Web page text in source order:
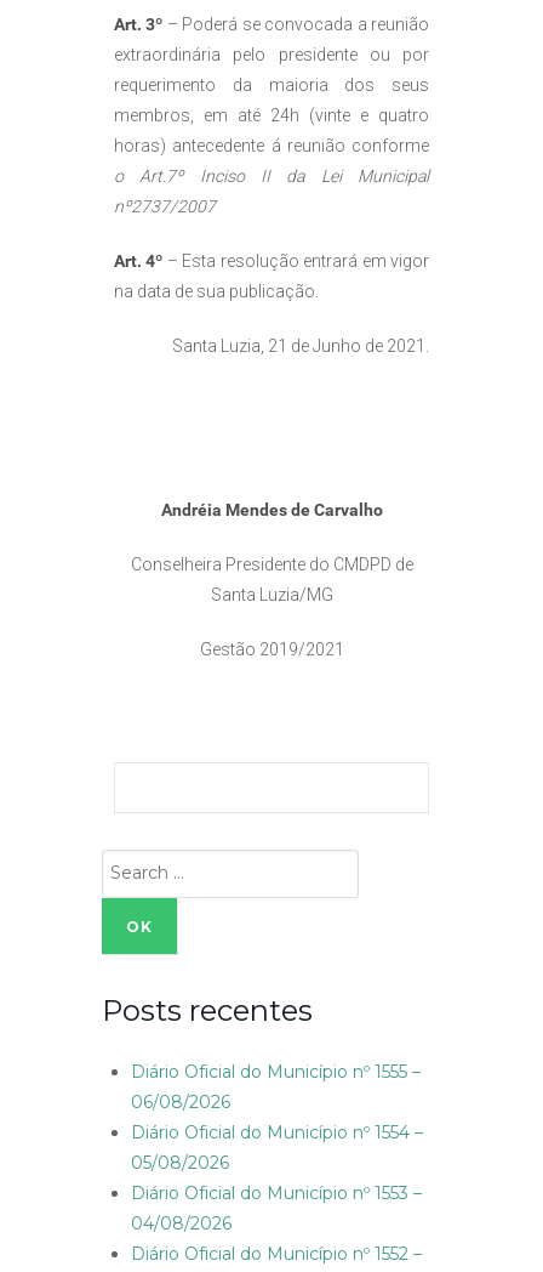
Art. 3º – Poderá se convocada a reunião
extraordinária pelo presidente ou por
requerimento da maioria dos seus
membros, em até 24h (vinte e quatro
horas) antecedente á reunião conforme
o Art.7º Inciso II da Lei Municipal
nº2737/2007
Art. 4º – Esta resolução entrará em vigor
na data de sua publicação.
Santa Luzia, 21 de Junho de 2021.
Andréia Mendes de Carvalho
Conselheira Presidente do CMDPD de
Santa Luzia/MG
Gestão 2019/2021
Search
for:
Posts recentes
Diário Oficial do Município nº 1555 –
06/08/2026
Diário Oficial do Município nº 1554 –
05/08/2026
Diário Oficial do Município nº 1553 –
04/08/2026
Diário Oficial do Município nº 1552 –